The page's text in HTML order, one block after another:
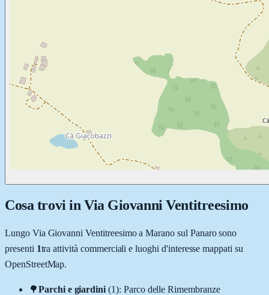
Cosa trovi in Via Giovanni Ventitreesimo
Lungo Via Giovanni VentitreesimoaMarano sul Panarosono
presenti 1tra attività commerciali e luoghi d'interesse mappati su
OpenStreetMap.
🌳Parchi e giardini (1): Parco delle Rimembranze